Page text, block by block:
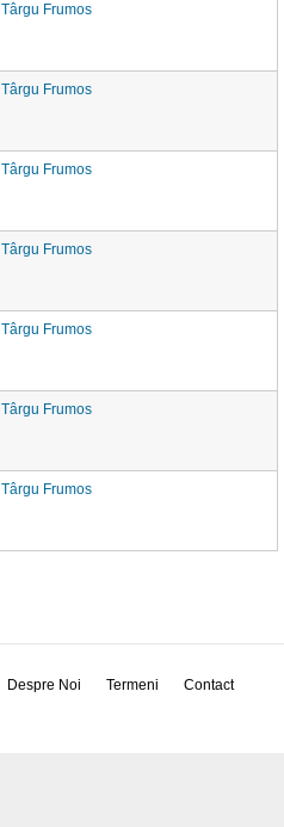
Târgu Frumos
Târgu Frumos
Târgu Frumos
Târgu Frumos
Târgu Frumos
Târgu Frumos
Târgu Frumos
Despre Noi Termeni Contact